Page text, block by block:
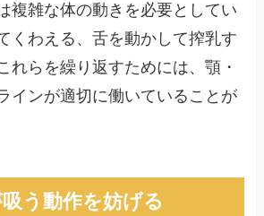
複雑な体の動きを必要としてい
くわえる、舌を動かして搾乳す
れらを繰り返すためには、顎・
インが適切に働いていることが
う動作を妨げる